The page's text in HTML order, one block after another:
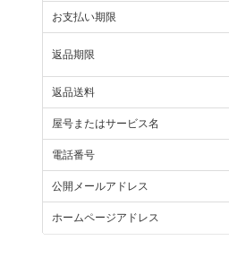
お支払い期限
返品期限
返品送料
屋号またはサービス名
電話番号
公開メールアドレス
ホームページアドレス